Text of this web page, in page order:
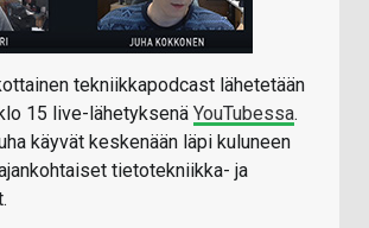
tekniikkapodcast lähetetään
15 live-lähetyksenä YouTubessa.
käyvät keskenään läpi kuluneen
tietotekniikka- ja